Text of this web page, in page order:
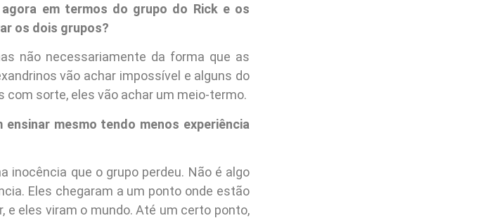
em termos do grupo do Rick e os
os dois grupos?
não necessariamente da forma que as
vão achar impossível e alguns do
com sorte, eles vão achar um meio-termo.
mesmo tendo menos experiência
inocência que o grupo perdeu. Não é algo
Eles chegaram a um ponto onde estão
e eles viram o mundo. Até um certo ponto,